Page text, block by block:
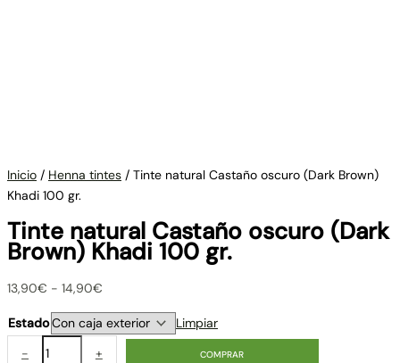
Inicio / Henna tintes / Tinte natural Castaño oscuro (Dark Brown)
Khadi 100 gr.
Tinte natural Castaño oscuro (Dark
Brown) Khadi 100 gr.
13,90€ - 14,90€
Estado
Limpiar
-
+ COMPRAR